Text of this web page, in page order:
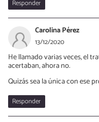
Responder
Carolina Pérez
13/12/2020
He llamado varias veces, el
acertaban, ahora no.
Quizás sea la única con ese
Responder